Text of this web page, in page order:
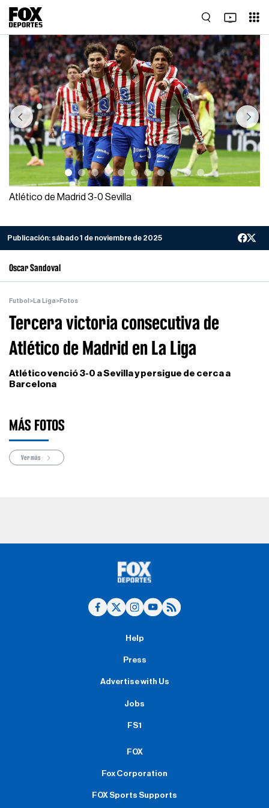
Previous Next
Atlético de Madrid 3-0 Sevilla
Publicación: sábado 1 de noviembre de 2025
Oscar Sandoval
Futbol >La Liga>Fotos
Tercera victoria consecutiva de
Atlético de Madrid en La Liga
Atlético venció 3-0 a Sevilla y persigue de cerca a
Barcelona
MÁS FOTOS
Ver más
Help
Press
Advertise with Us
Jobs
FS1
FOX
Fox Corporation
FOX Sports Supports